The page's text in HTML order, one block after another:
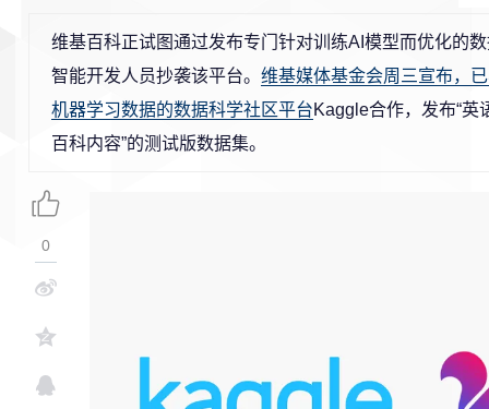
维基百科正试图通过发布专门针对训练AI模型而优化的
智能开发人员抄袭该平台。 维基媒体基金会周三宣布，
机器学习数据的数据科学社区平台Kaggle合作，发布“英
百科内容”的测试版数据集。
0